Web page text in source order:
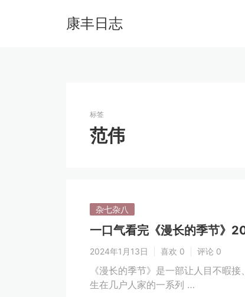
康丰日志
标签
范伟
杂七杂八
一口气看完《漫长的季节》
2024年1月13日 喜欢 0 评论 0
《漫长的季节》是一部让人目不暇
生在几户人家的一系列 …